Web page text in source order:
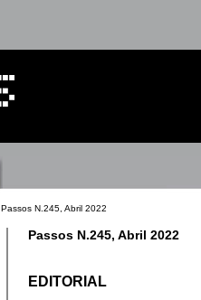
Passos N.245, Abril 2022
Passos N.245, Abril 2022
EDITORIAL